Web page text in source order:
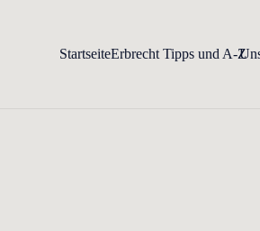
StartseiteErbrecht Tipps und A-Z